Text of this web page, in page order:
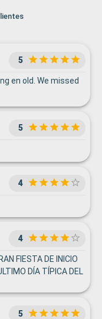
5
en old. We missed
5
4
4
FIESTA DE INICIO
DÍA TÍPICA DEL
5